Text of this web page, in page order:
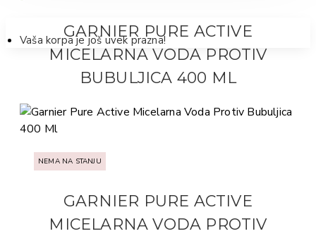
Vaša korpa je još uvek prazna!
GARNIER PURE ACTIVE
MICELARNA VODA PROTIV
BUBULJICA 400 ML
NEMA NA STANJU
GARNIER PURE ACTIVE
MICELARNA VODA PROTIV